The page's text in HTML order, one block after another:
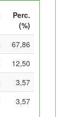
Perc.
(%)
67,86
12,50
3,57
3,57